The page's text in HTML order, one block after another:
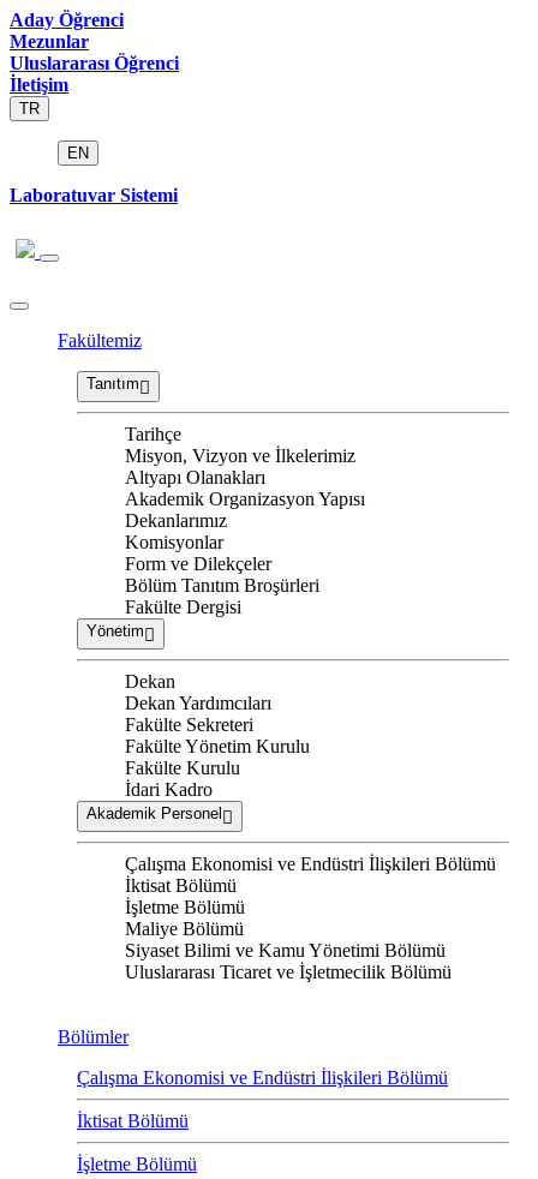
Aday Öğrenci
Mezunlar
Uluslararası Öğrenci
İletişim
TR
EN
Laboratuvar Sistemi
Fakültemiz
Tanıtım
Tarihçe
Misyon, Vizyon ve İlkelerimiz
Altyapı Olanakları
Akademik Organizasyon Yapısı
Dekanlarımız
Komisyonlar
Form ve Dilekçeler
Bölüm Tanıtım Broşürleri
Fakülte Dergisi
Yönetim
Dekan
Dekan Yardımcıları
Fakülte Sekreteri
Fakülte Yönetim Kurulu
Fakülte Kurulu
İdari Kadro
Akademik Personel
Çalışma Ekonomisi ve Endüstri İlişkileri Bölümü
İktisat Bölümü
İşletme Bölümü
Maliye Bölümü
Siyaset Bilimi ve Kamu Yönetimi Bölümü
Uluslararası Ticaret ve İşletmecilik Bölümü
Bölümler
Çalışma Ekonomisi ve Endüstri İlişkileri Bölümü
İktisat Bölümü
İşletme Bölümü